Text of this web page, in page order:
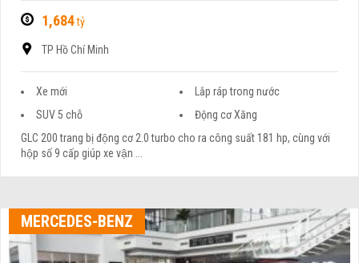
1,684tỷ
TP Hồ Chí Minh
Xe mới
Lắp ráp trong nước
SUV 5 chỗ
Động cơ Xăng
GLC 200 trang bị động cơ 2.0 turbo cho ra công suất 181 hp, cùng với
hộp số 9 cấp giúp xe vận ...
MERCEDES-BENZ